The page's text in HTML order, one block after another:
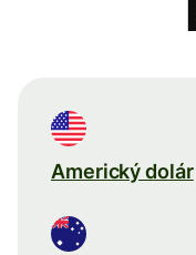
Americký dolár